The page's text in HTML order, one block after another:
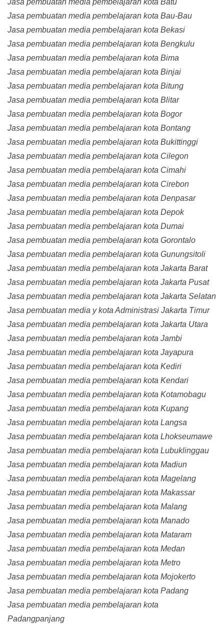
Jasa pembuatan media pembelajaran kota Batu
Jasa pembuatan media pembelajaran kota Bau-Bau
Jasa pembuatan media pembelajaran kota Bekasi
Jasa pembuatan media pembelajaran kota Bengkulu
Jasa pembuatan media pembelajaran kota Bima
Jasa pembuatan media pembelajaran kota Binjai
Jasa pembuatan media pembelajaran kota Bitung
Jasa pembuatan media pembelajaran kota Blitar
Jasa pembuatan media pembelajaran kota Bogor
Jasa pembuatan media pembelajaran kota Bontang
Jasa pembuatan media pembelajaran kota Bukittinggi
Jasa pembuatan media pembelajaran kota Cilegon
Jasa pembuatan media pembelajaran kota Cimahi
Jasa pembuatan media pembelajaran kota Cirebon
Jasa pembuatan media pembelajaran kota Denpasar
Jasa pembuatan media pembelajaran kota Depok
Jasa pembuatan media pembelajaran kota Dumai
Jasa pembuatan media pembelajaran kota Gorontalo
Jasa pembuatan media pembelajaran kota Gunungsitoli
Jasa pembuatan media pembelajaran kota Jakarta Barat
Jasa pembuatan media pembelajaran kota Jakarta Pusat
Jasa pembuatan media pembelajaran kota Jakarta Selatan
Jasa pembuatan media y kota Administrasi Jakarta Timur
Jasa pembuatan media pembelajaran kota Jakarta Utara
Jasa pembuatan media pembelajaran kota Jambi
Jasa pembuatan media pembelajaran kota Jayapura
Jasa pembuatan media pembelajaran kota Kediri
Jasa pembuatan media pembelajaran kota Kendari
Jasa pembuatan media pembelajaran kota Kotamobagu
Jasa pembuatan media pembelajaran kota Kupang
Jasa pembuatan media pembelajaran kota Langsa
Jasa pembuatan media pembelajaran kota Lhokseumawe
Jasa pembuatan media pembelajaran kota Lubuklinggau
Jasa pembuatan media pembelajaran kota Madiun
Jasa pembuatan media pembelajaran kota Magelang
Jasa pembuatan media pembelajaran kota Makassar
Jasa pembuatan media pembelajaran kota Malang
Jasa pembuatan media pembelajaran kota Manado
Jasa pembuatan media pembelajaran kota Mataram
Jasa pembuatan media pembelajaran kota Medan
Jasa pembuatan media pembelajaran kota Metro
Jasa pembuatan media pembelajaran kota Mojokerto
Jasa pembuatan media pembelajaran kota Padang
Jasa pembuatan media pembelajaran kota
Padangpanjang